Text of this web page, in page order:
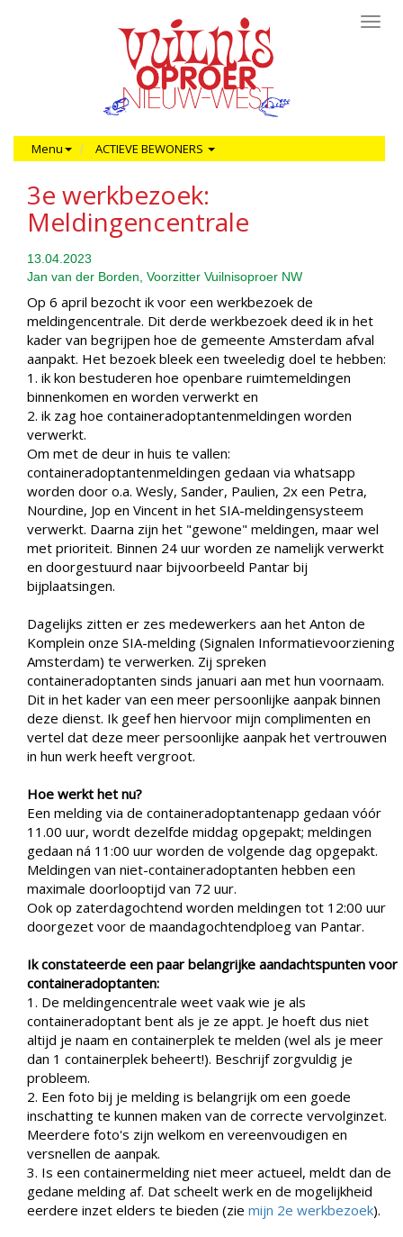
Menu ACTIEVE BEWONERS
3e werkbezoek:
Meldingencentrale
13.04.2023
Jan van der Borden, Voorzitter Vuilnisoproer NW
Op 6 april bezocht ik voor een werkbezoek de
meldingencentrale. Dit derde werkbezoek deed ik in het
kader van begrijpen hoe de gemeente Amsterdam afval
aanpakt. Het bezoek bleek een tweeledig doel te hebben:
1. ik kon bestuderen hoe openbare ruimtemeldingen
binnenkomen en worden verwerkt en
2. ik zag hoe containeradoptantenmeldingen worden
verwerkt.
Om met de deur in huis te vallen:
containeradoptantenmeldingen gedaan via whatsapp
worden door o.a. Wesly, Sander, Paulien, 2x een Petra,
Nourdine, Jop en Vincent in het SIA-meldingensysteem
verwerkt. Daarna zijn het "gewone" meldingen, maar wel
met prioriteit. Binnen 24 uur worden ze namelijk verwerkt
en doorgestuurd naar bijvoorbeeld Pantar bij
bijplaatsingen.
Dagelijks zitten er zes medewerkers aan het Anton de
Komplein onze SIA-melding (Signalen Informatievoorziening
Amsterdam) te verwerken. Zij spreken
containeradoptanten sinds januari aan met hun voornaam.
Dit in het kader van een meer persoonlijke aanpak binnen
deze dienst. Ik geef hen hiervoor mijn complimenten en
vertel dat deze meer persoonlijke aanpak het vertrouwen
in hun werk heeft vergroot.
Hoe werkt het nu?
Een melding via de containeradoptantenapp gedaan vóór
11.00 uur, wordt dezelfde middag opgepakt; meldingen
gedaan ná 11:00 uur worden de volgende dag opgepakt.
Meldingen van niet-containeradoptanten hebben een
maximale doorlooptijd van 72 uur.
Ook op zaterdagochtend worden meldingen tot 12:00 uur
doorgezet voor de maandagochtendploeg van Pantar.
Ik constateerde een paar belangrijke aandachtspunten voor
containeradoptanten:
1. De meldingencentrale weet vaak wie je als
containeradoptant bent als je ze appt. Je hoeft dus niet
altijd je naam en containerplek te melden (wel als je meer
dan 1 containerplek beheert!). Beschrijf zorgvuldig je
probleem.
2. Een foto bij je melding is belangrijk om een goede
inschatting te kunnen maken van de correcte vervolginzet.
Meerdere foto's zijn welkom en vereenvoudigen en
versnellen de aanpak.
3. Is een containermelding niet meer actueel, meldt dan de
gedane melding af. Dat scheelt werk en de mogelijkheid
eerdere inzet elders te bieden (zie mijn 2e werkbezoek).